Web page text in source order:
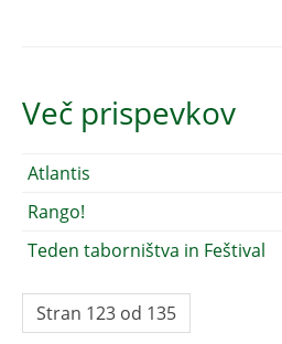
Več prispevkov
Atlantis
Rango!
Teden taborništva in Feštival
Stran 123 od 135